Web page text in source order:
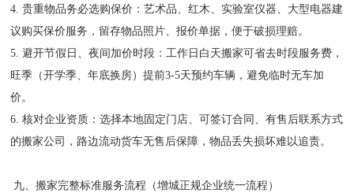
4. 贵重物品务必选购保价：艺术品、红木、实验室仪器、大型电器建
议购买保价服务，留存物品照片、报价单据，便于破损理赔。
5. 避开节假日、夜间加价时段：工作日白天搬家可省去时段服务费，
旺季（开学季、年底换房）提前3-5天预约车辆，避免临时无车加
价。
6. 核对企业资质：选择本地固定门店、可签订合同、有售后联系方式
的搬家公司，路边流动货车无售后保障，物品丢失损坏难以追责。
九、搬家完整标准服务流程（增城正规企业统一流程）